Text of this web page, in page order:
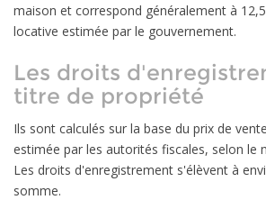
maison et correspond généralement à
locative estimée par le gouvernement.
Les droits
titre de propriété
Ils sont calculés sur la base du prix de
estimée par les autorités fiscales, selon le
Les droits d'enregistrement s'élèvent à
somme.